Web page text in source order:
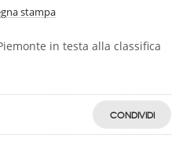
stampa
in testa alla classifica
CONDIVIDI